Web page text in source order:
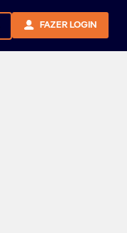
FAZER LOGIN